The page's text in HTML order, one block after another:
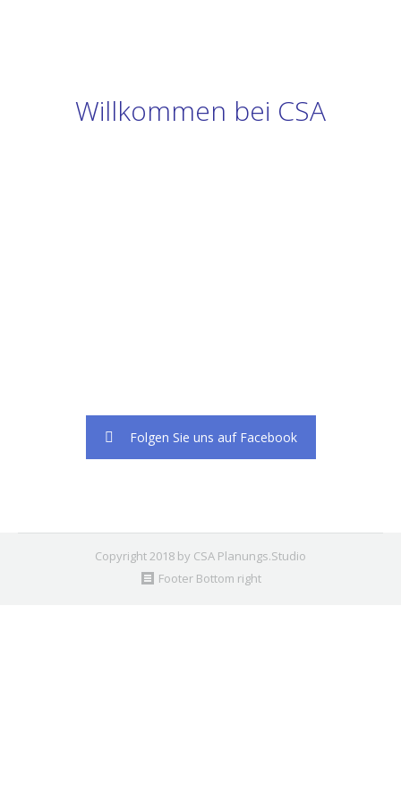
Willkommen bei CSA
Folgen Sie uns auf Facebook
Copyright 2018 by CSA Planungs.Studio
Footer Bottom right